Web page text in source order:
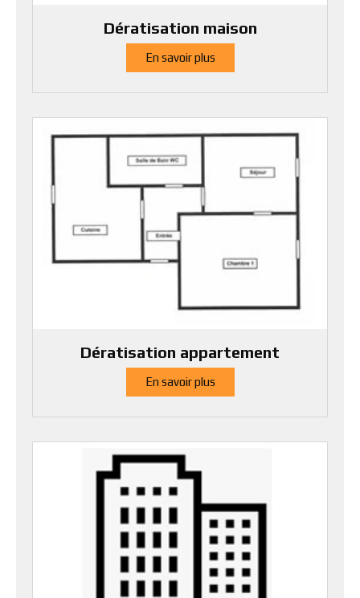
Dératisation maison
En savoir plus
Dératisation appartement
En savoir plus